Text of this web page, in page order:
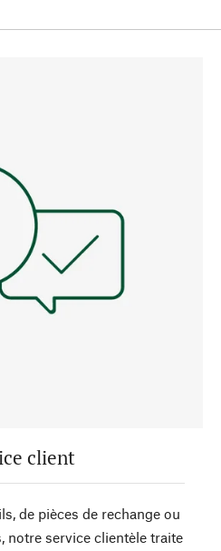
client
de pièces de rechange ou
notre service clientèle traite